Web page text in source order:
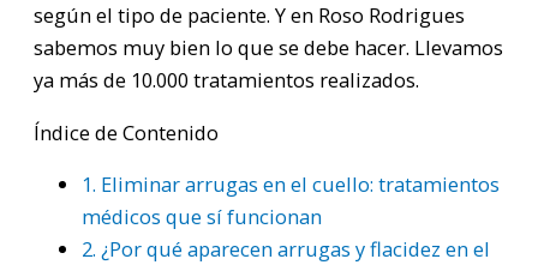
según el tipo de paciente. Y en Roso Rodrigues
sabemos muy bien lo que se debe hacer. Llevamos
ya más de 10.000 tratamientos realizados.
Índice de Contenido
1. Eliminar arrugas en el cuello: tratamientos
médicos que sí funcionan
2. ¿Por qué aparecen arrugas y flacidez en el